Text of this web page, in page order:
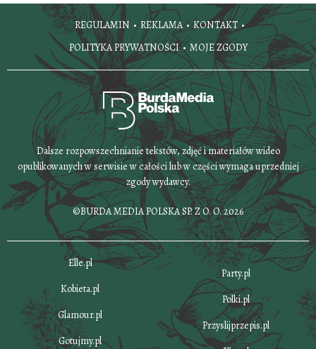
REGULAMIN REKLAMA
KONTAKT
POLITYKA PRYWATNOŚCI
MOJE ZGODY
Dalsze rozpowszechnianie tekstów, zdjęć i materiałów wideo
opublikowanych w serwisie w całości lub w części wymaga uprzedniej
zgody wydawcy.
©BURDA MEDIA POLSKA SP. Z O. O. 2026
Elle.pl
Kobieta.pl
Glamour.pl
Gotujmy.pl
Party.pl
Polki.pl
Przyslijprzepis.pl